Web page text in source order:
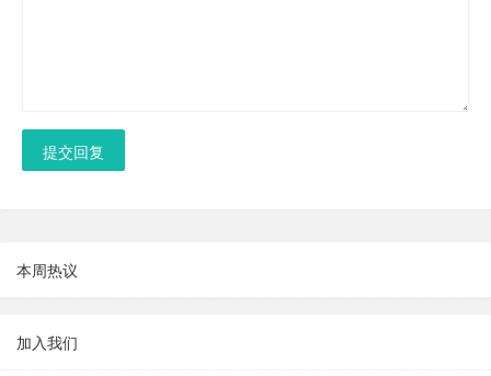
提交回复
本周热议
加入我们